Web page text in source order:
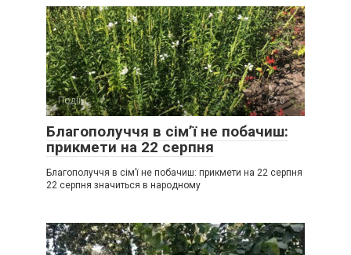
Події 0
Благополуччя в сім’ї не побачиш:
прикмети на 22 серпня
Благополуччя в сім’ї не побачиш: прикмети на 22 серпня
22 серпня значиться в народному